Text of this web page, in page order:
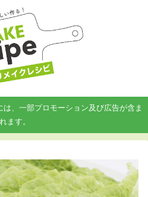
、一部プロモーション及び広告が含ま
れます。